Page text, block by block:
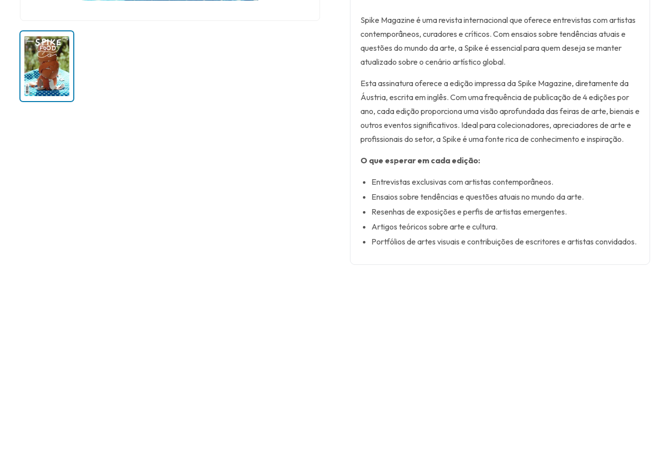
Spike Magazine é uma revista internacional que oferece entrevistas com artistas
contemporâneos, curadores e críticos. Com ensaios sobre tendências atuais e
questões do mundo da arte, a Spike é essencial para quem deseja se manter
atualizado sobre o cenário artístico global.
Esta assinatura oferece a edição impressa da Spike Magazine, diretamente da
Áustria, escrita em inglês. Com uma frequência de publicação de 4 edições por
ano, cada edição proporciona uma visão aprofundada das feiras de arte, bienais e
outros eventos significativos. Ideal para colecionadores, apreciadores de arte e
profissionais do setor, a Spike é uma fonte rica de conhecimento e inspiração.
O que esperar em cada edição:
Entrevistas exclusivas com artistas contemporâneos.
Ensaios sobre tendências e questões atuais no mundo da arte.
Resenhas de exposições e perfis de artistas emergentes.
Artigos teóricos sobre arte e cultura.
Portfólios de artes visuais e contribuições de escritores e artistas convidados.